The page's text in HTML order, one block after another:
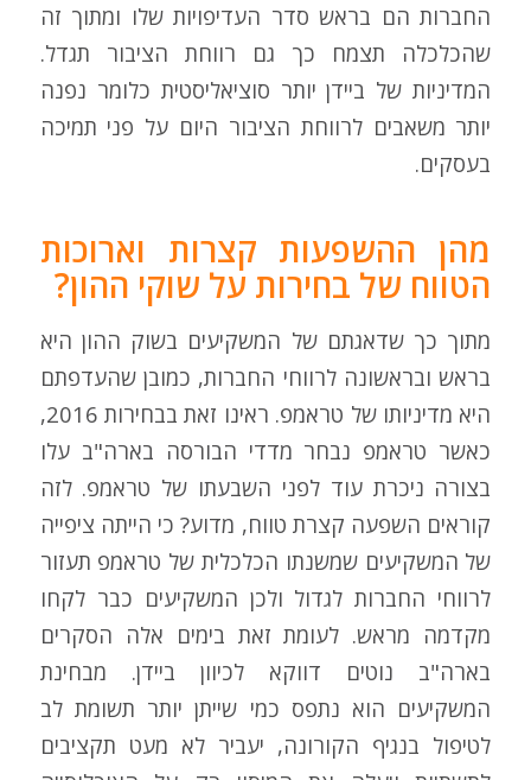
החברות הם בראש סדר העדיפויות שלו ומתוך זה
שהכלכלה תצמח כך גם רווחת הציבור תגדל.
המדיניות של ביידן יותר סוציאליסטית כלומר נפנה
יותר משאבים לרווחת הציבור היום על פני תמיכה
בעסקים.
מהן ההשפעות קצרות וארוכות
הטווח של בחירות על שוקי ההון?
מתוך כך שדאגתם של המשקיעים בשוק ההון היא
בראש ובראשונה לרווחי החברות, כמובן שהעדפתם
היא מדיניותו של טראמפ. ראינו זאת בבחירות 2016,
כאשר טראמפ נבחר מדדי הבורסה בארה"ב עלו
בצורה ניכרת עוד לפני השבעתו של טראמפ. לזה
קוראים השפעה קצרת טווח, מדוע? כי הייתה ציפייה
של המשקיעים שמשנתו הכלכלית של טראמפ תעזור
לרווחי החברות לגדול ולכן המשקיעים כבר לקחו
מקדמה מראש. לעומת זאת בימים אלה הסקרים
בארה"ב נוטים דווקא לכיוון ביידן. מבחינת
המשקיעים הוא נתפס כמי שייתן יותר תשומת לב
לטיפול בנגיף הקורונה, יעביר לא מעט תקציבים